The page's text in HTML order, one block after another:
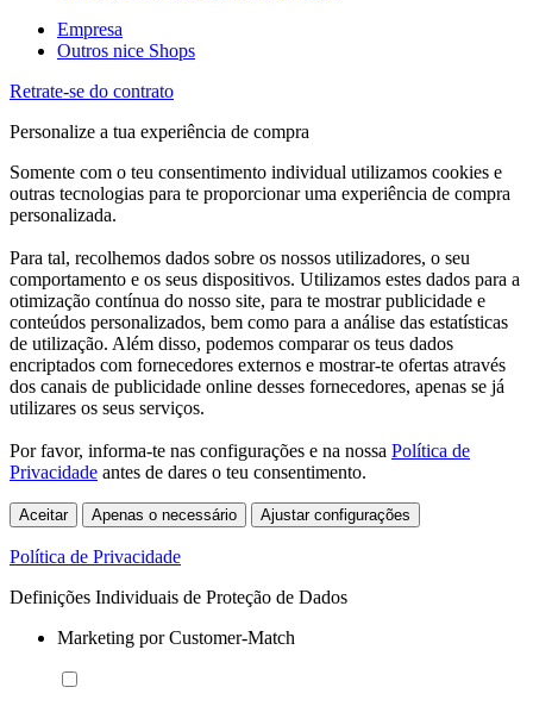
Empresa
Outros nice Shops
Retrate-se do contrato
Personalize a tua experiência de compra
Somente com o teu consentimento individual utilizamos cookies e
outras tecnologias para te proporcionar uma experiência de compra
personalizada.
Para tal, recolhemos dados sobre os nossos utilizadores, o seu
comportamento e os seus dispositivos. Utilizamos estes dados para a
otimização contínua do nosso site, para te mostrar publicidade e
conteúdos personalizados, bem como para a análise das estatísticas
de utilização. Além disso, podemos comparar os teus dados
encriptados com fornecedores externos e mostrar-te ofertas através
dos canais de publicidade online desses fornecedores, apenas se já
utilizares os seus serviços.
Por favor, informa-te nas configurações e na nossa Política de
Privacidade antes de dares o teu consentimento.
Aceitar Apenas o necessário Ajustar configurações
Política de Privacidade
Definições Individuais de Proteção de Dados
Marketing por Customer-Match